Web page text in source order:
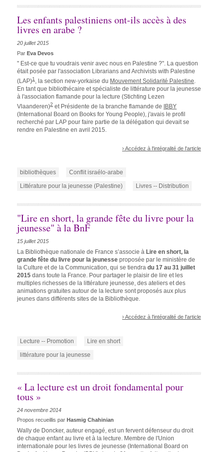
Les enfants palestiniens ont-ils accès à des
livres en arabe ?
20 juillet 2015
Par Eva Devos
" Est-ce que tu voudrais venir avec nous en Palestine ?". La question
était posée par l'association Librarians and Archivists with Palestine
(LAP)1 , la section new-yorkaise du Mouvement Solidarité Palestine.
En tant que bibliothécaire et spécialiste de littérature pour la jeunesse
à l'association flamande pour la lecture (Stichting Lezen
Vlaanderen)2 et Présidente de la branche flamande de
IBBY
(International Board on Books for Young People), j'avais le profil
recherché par LAP pour faire partie de la délégation qui devait se
rendre en Palestine en avril 2015.
› Accédez à l'intégralité de l'article
bibliothèques
Conflit israélo-arabe
Littérature pour la jeunesse (Palestine)
Livres -- Distribution
"Lire en short, la grande fête du livre pour la
jeunesse" à la BnF
15 juillet 2015
La Bibliothèque nationale de France s’associe à Lire en short, la
grande fête du livre pour la jeunesse proposée par le ministère de
la Culture et de la Communication, qui se tiendra du 17 au 31 juillet
2015 dans toute la France. Pour partager le plaisir de lire et les
multiples richesses de la littérature jeunesse, des ateliers et des
animations gratuites autour de la lecture sont proposés aux plus
jeunes dans différents sites de la Bibliothèque.
› Accédez à l'intégralité de l'article
Lecture -- Promotion
Lire en short
littérature pour la jeunesse
« La lecture est un droit fondamental pour
tous »
24 novembre 2014
Propos recueillis par Hasmig Chahinian
Wally de Doncker, auteur engagé, est un fervent défenseur du droit
de chaque enfant au livre et à la lecture. Membre de l'Union
internationale pour les livres de jeunesse (International Board on